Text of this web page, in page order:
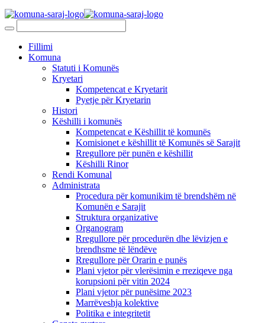
Fillimi
Komuna
Statuti i Komunës
Kryetari
Kompetencat e Kryetarit
Pyetje për Kryetarin
Histori
Këshilli i komunës
Kompetencat e Këshillit të komunës
Komisionet e këshillit të Komunës së Sarajit
Rregullore për punën e këshillit
Këshilli Rinor
Rendi Komunal
Administrata
Procedura për komunikim të brendshëm në
Komunën e Sarajit
Struktura organizative
Organogram
Rregullore për procedurën dhe lëvizjen e
brendhsme të lëndëve
Rregullore për Orarin e punës
Plani vjetor për vlerësimin e rreziqeve nga
korupsioni për vitin 2024
Plani vjetor për punësime 2023
Marrëveshja kolektive
Politika e integritetit